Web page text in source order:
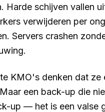
Harde schijven vallen
verwijderen per
Servers crashen
KMO's denken dat ze
een back-up die
up — het is een valse